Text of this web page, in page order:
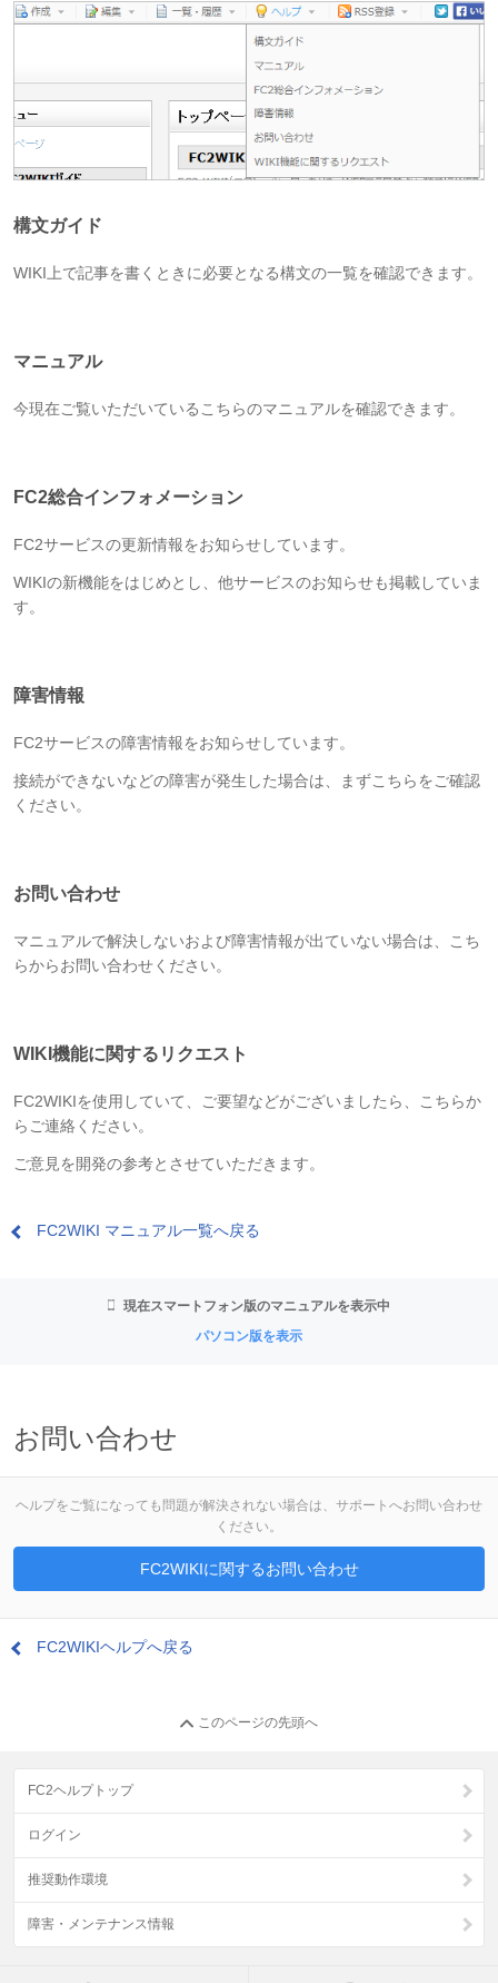
構文ガイド
WIKI上で記事を書くときに必要となる構文の一覧を確認できます。
マニュアル
今現在ご覧いただいているこちらのマニュアルを確認できます。
FC2総合インフォメーション
FC2サービスの更新情報をお知らせしています。
WIKIの新機能をはじめとし、他サービスのお知らせも掲載していま
す。
障害情報
FC2サービスの障害情報をお知らせしています。
接続ができないなどの障害が発生した場合は、まずこちらをご確認
ください。
お問い合わせ
マニュアルで解決しないおよび障害情報が出ていない場合は、こち
らからお問い合わせください。
WIKI機能に関するリクエスト
FC2WIKIを使用していて、ご要望などがございましたら、こちらか
らご連絡ください。
ご意見を開発の参考とさせていただきます。
FC2WIKI マニュアル一覧へ戻る
現在スマートフォン版のマニュアルを表示中
パソコン版を表示
お問い合わせ
ヘルプをご覧になっても問題が解決されない場合は、サポートへお問い合わせ
ください。
FC2WIKIに関するお問い合わせ
FC2WIKIヘルプへ戻る
このページの先頭へ
FC2ヘルプトップ
ログイン
推奨動作環境
障害・メンテナンス情報